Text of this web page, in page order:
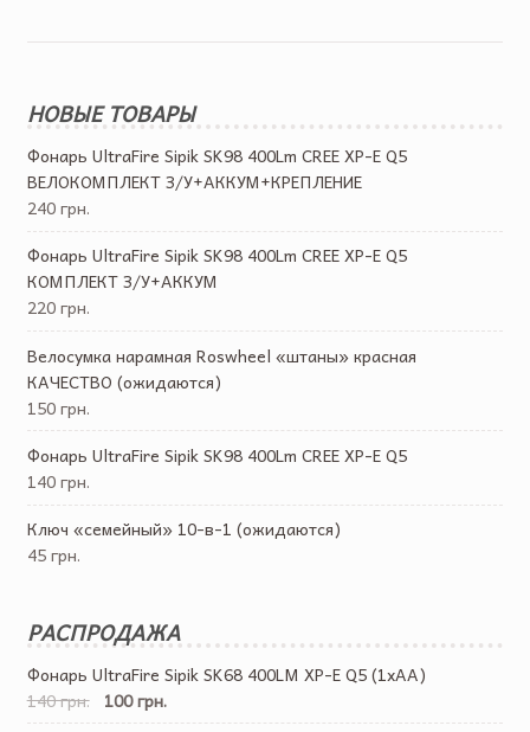
НОВЫЕ ТОВАРЫ
Фонарь UltraFire Sipik SK98 400Lm CREE XP-E Q5
ВЕЛОКОМПЛЕКТ З/У+АККУМ+КРЕПЛЕНИЕ
240 грн.
Фонарь UltraFire Sipik SK98 400Lm CREE XP-E Q5
КОМПЛЕКТ З/У+АККУМ
220 грн.
Велосумка нарамная Roswheel «штаны» красная
КАЧЕСТВО (ожидаются)
150 грн.
Фонарь UltraFire Sipik SK98 400Lm CREE XP-E Q5
140 грн.
Ключ «семейный» 10-в-1 (ожидаются)
45 грн.
РАСПРОДАЖА
Фонарь UltraFire Sipik SK68 400LM XP-E Q5 (1хАА)
140 грн.
100 грн.